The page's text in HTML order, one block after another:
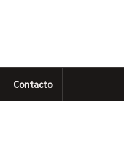
Contacto